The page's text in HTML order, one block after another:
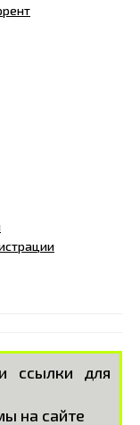
ссылки для
на сайте